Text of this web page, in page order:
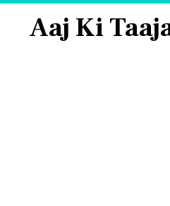
Aaj Ki